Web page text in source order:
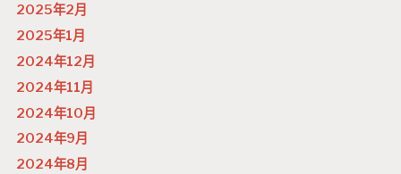
2025年2月
2025年1月
2024年12月
2024年11月
2024年10月
2024年9月
2024年8月